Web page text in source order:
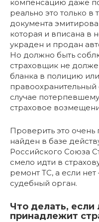
компенсацию даже
реально это только в
документа
которая и вписана в
украден и продан
Но должно быть
страховщик не
бланка в полицию
правоохранительный
случае
страховое
Проверить это очень
найден в базе
Российского Союза
смело идти в
ремонт ТС, а если
судебный орган.
Что делать, если
принадлежит